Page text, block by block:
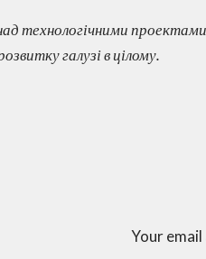
технологічними
галузі в цілому.
Your